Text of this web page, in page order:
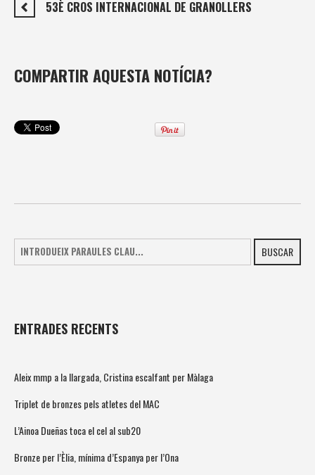
53È CROS INTERNACIONAL DE GRANOLLERS
COMPARTIR AQUESTA NOTÍCIA?
BUSCAR
ENTRADES RECENTS
Aleix mmp a la llargada, Cristina escalfant per Màlaga
Triplet de bronzes pels atletes del MAC
L’Ainoa Dueñas toca el cel al sub20
Bronze per l’Èlia, mínima d’Espanya per l’Ona